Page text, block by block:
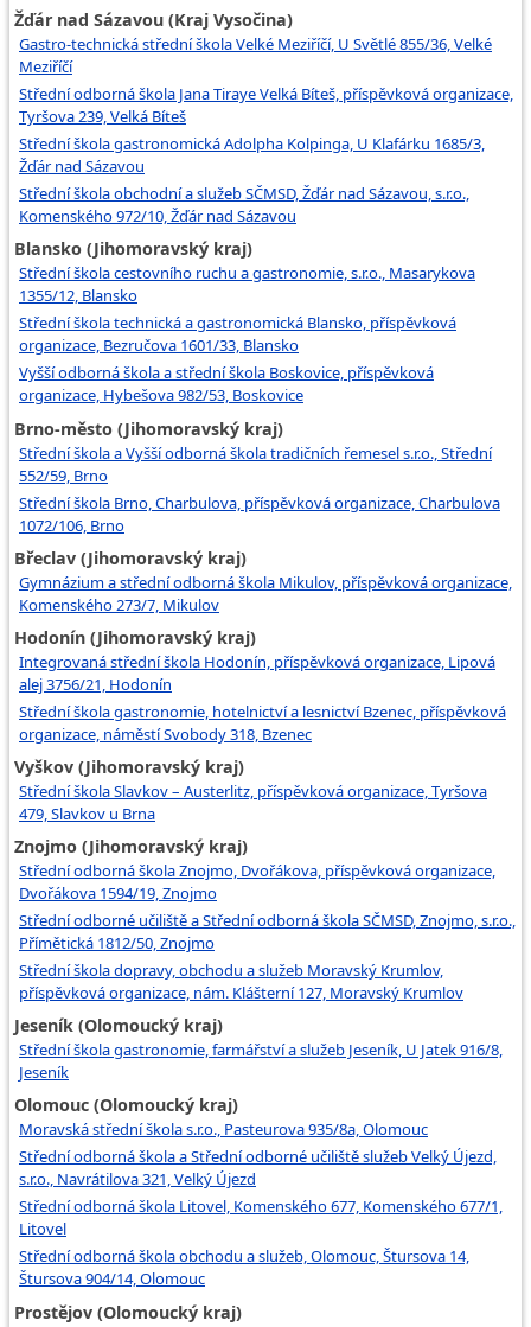
Žďár nad Sázavou (Kraj Vysočina)
Gastro-technická střední škola Velké Meziříčí, U Světlé 855/36, Velké
Meziříčí
Střední odborná škola Jana Tiraye Velká Bíteš, příspěvková organizace,
Tyršova 239, Velká Bíteš
Střední škola gastronomická Adolpha Kolpinga, U Klafárku 1685/3,
Žďár nad Sázavou
Střední škola obchodní a služeb SČMSD, Žďár nad Sázavou, s.r.o.,
Komenského 972/10, Žďár nad Sázavou
Blansko (Jihomoravský kraj)
Střední škola cestovního ruchu a gastronomie, s.r.o., Masarykova
1355/12, Blansko
Střední škola technická a gastronomická Blansko, příspěvková
organizace, Bezručova 1601/33, Blansko
Vyšší odborná škola a střední škola Boskovice, příspěvková
organizace, Hybešova 982/53, Boskovice
Brno-město (Jihomoravský kraj)
Střední škola a Vyšší odborná škola tradičních řemesel s.r.o., Střední
552/59, Brno
Střední škola Brno, Charbulova, příspěvková organizace, Charbulova
1072/106, Brno
Břeclav (Jihomoravský kraj)
Gymnázium a střední odborná škola Mikulov, příspěvková organizace,
Komenského 273/7, Mikulov
Hodonín (Jihomoravský kraj)
Integrovaná střední škola Hodonín, příspěvková organizace, Lipová
alej 3756/21, Hodonín
Střední škola gastronomie, hotelnictví a lesnictví Bzenec, příspěvková
organizace, náměstí Svobody 318, Bzenec
Vyškov (Jihomoravský kraj)
Střední škola Slavkov – Austerlitz, příspěvková organizace, Tyršova
479, Slavkov u Brna
Znojmo (Jihomoravský kraj)
Střední odborná škola Znojmo, Dvořákova, příspěvková organizace,
Dvořákova 1594/19, Znojmo
Střední odborné učiliště a Střední odborná škola SČMSD, Znojmo, s.r.o.,
Přímětická 1812/50, Znojmo
Střední škola dopravy, obchodu a služeb Moravský Krumlov,
příspěvková organizace, nám. Klášterní 127, Moravský Krumlov
Jeseník (Olomoucký kraj)
Střední škola gastronomie, farmářství a služeb Jeseník, U Jatek 916/8,
Jeseník
Olomouc (Olomoucký kraj)
Moravská střední škola s.r.o., Pasteurova 935/8a, Olomouc
Střední odborná škola a Střední odborné učiliště služeb Velký Újezd,
s.r.o., Navrátilova 321, Velký Újezd
Střední odborná škola Litovel, Komenského 677, Komenského 677/1,
Litovel
Střední odborná škola obchodu a služeb, Olomouc, Štursova 14,
Štursova 904/14, Olomouc
Prostějov (Olomoucký kraj)